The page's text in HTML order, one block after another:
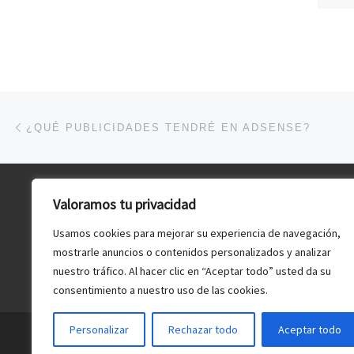
Valoramos tu privacidad
Usamos cookies para mejorar su experiencia de navegación,
mostrarle anuncios o contenidos personalizados y analizar
nuestro tráfico. Al hacer clic en “Aceptar todo” usted da su
consentimiento a nuestro uso de las cookies.
Personalizar Rechazar todo Aceptar todo
Navegación de entradas
¿QUÉ PUBLICIDADES TENDRÉ EN ADSENSE?
Datos web
Política de Cookies
Quiénes somos
© 2026 Webmaster España– Todos los derechos